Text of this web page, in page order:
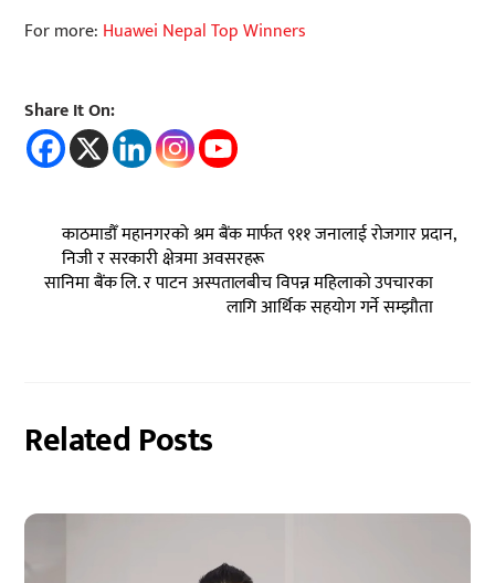
For more: Huawei Nepal Top Winners
Share It On:
काठमाडौँ महानगरको श्रम बैंक मार्फत ९११ जनालाई रोजगार प्रदान,
निजी र सरकारी क्षेत्रमा अवसरहरू
सानिमा बैंक लि. र पाटन अस्पतालबीच विपन्न महिलाको उपचारका
लागि आर्थिक सहयोग गर्ने सम्झौता
Related Posts